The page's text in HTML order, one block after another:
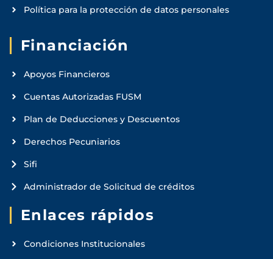
Política para la protección de datos personales
Financiación
Apoyos Financieros
Cuentas Autorizadas FUSM
Plan de Deducciones y Descuentos
Derechos Pecuniarios
Sifi
Administrador de Solicitud de créditos
Enlaces rápidos
Condiciones Institucionales